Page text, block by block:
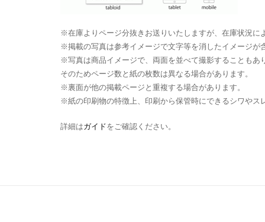
※在庫よりページ分抜きお送りいたしますが、在庫状況に
※掲載の写真は参考イメージで文字等を消したイメージ
※写真は商品イメージで、両面を並べて撮影することもあ
そのためページ数と紙の枚数は異なる場合があります。
※裏面が他の掲載ページと重複する場合があります。
※紙の印刷物の特徴上、印刷から保管時にできるシワやス
詳細はガイドをご確認ください。